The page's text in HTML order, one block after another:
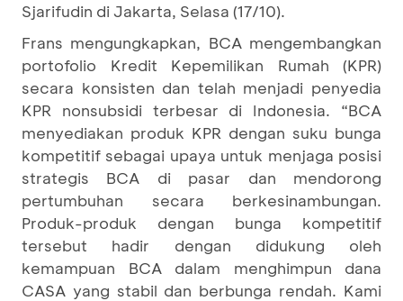
Sjarifudin di Jakarta, Selasa (17/10).
Frans mengungkapkan, BCA mengembangkan
portofolio Kredit Kepemilikan Rumah (KPR)
secara konsisten dan telah menjadi penyedia
KPR nonsubsidi terbesar di Indonesia. “BCA
menyediakan produk KPR dengan suku bunga
kompetitif sebagai upaya untuk menjaga posisi
strategis BCA di pasar dan mendorong
pertumbuhan secara berkesinambungan.
Produk-produk dengan bunga kompetitif
tersebut hadir dengan didukung oleh
kemampuan BCA dalam menghimpun dana
CASA yang stabil dan berbunga rendah. Kami